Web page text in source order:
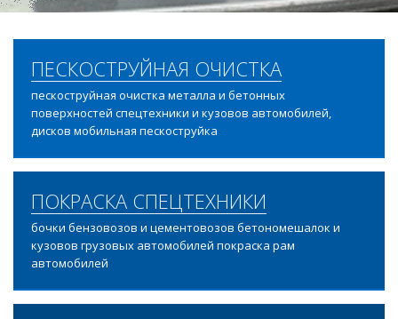
ПЕСКОСТРУЙНАЯ ОЧИСТКА
пескоструйная очистка металла и бетонных
поверхностей спецтехники и кузовов автомобилей,
дисков мобильная пескоструйка
ПОКРАСКА СПЕЦТЕХНИКИ
бочки бензовозов и цементовозов бетономешалок и
кузовов грузовых автомобилей покраска рам
автомобилей